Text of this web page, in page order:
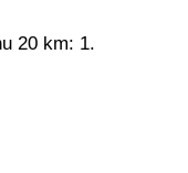
20 km: 1.